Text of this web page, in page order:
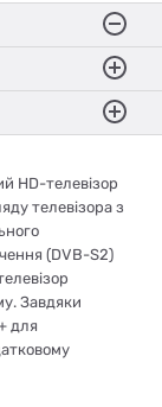
HD-телевізор
телевізора з
(DVB-S2)
Завдяки
для